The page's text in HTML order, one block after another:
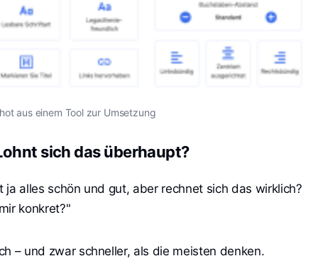
aus einem Tool zur Umsetzung
sich das überhaupt?
alles schön und gut, aber rechnet sich das wirklich?
konkret?"
– und zwar schneller, als die meisten denken.